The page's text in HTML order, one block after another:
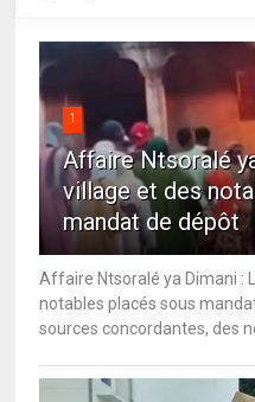
1
Affaire Ntsoralé
village et des
mandat de dépôt
Affaire Ntsoralé ya Dimani :
notables placés sous
sources concordantes, des